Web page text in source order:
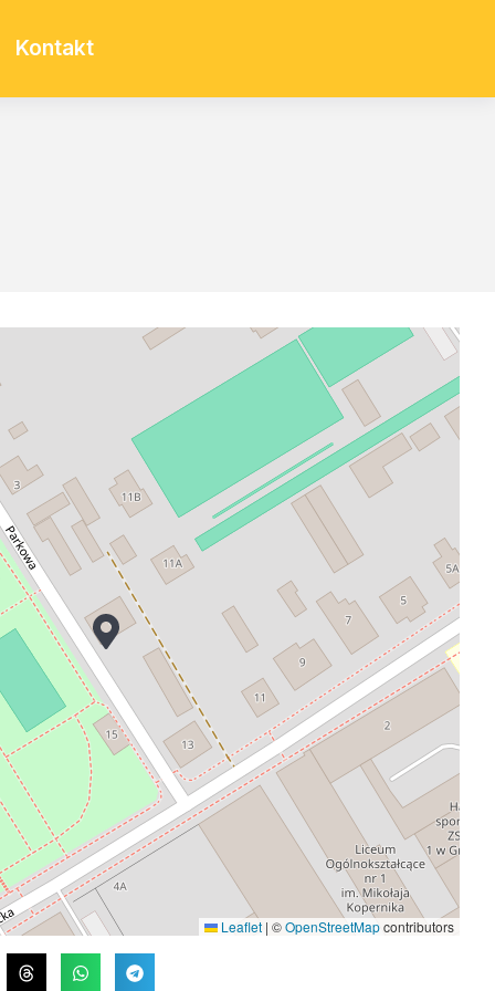
Kontakt
Leaflet | ©OpenStreetMapcontributors